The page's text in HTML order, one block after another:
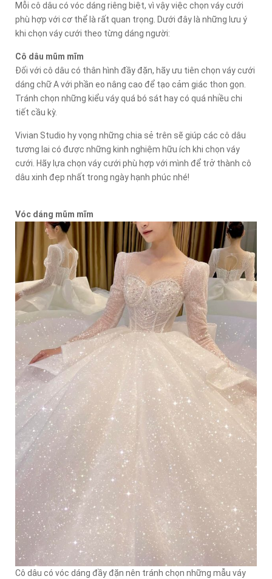
Mỗi cô dâu có vóc dáng riêng biệt, vì vậy việc chọn váy cưới
phù hợp với cơ thể là rất quan trọng. Dưới đây là những lưu ý
khi chọn váy cưới theo từng dáng người:
Cô dâu mũm mĩm
Đối với cô dâu có thân hình đầy đặn, hãy ưu tiên chọn váy cưới
dáng chữ A với phần eo nâng cao để tạo cảm giác thon gọn.
Tránh chọn những kiểu váy quá bó sát hay có quá nhiều chi
tiết cầu kỳ.
Vivian Studio hy vọng những chia sẻ trên sẽ giúp các cô dâu
tương lai có được những kinh nghiệm hữu ích khi chọn váy
cưới. Hãy lựa chọn váy cưới phù hợp với mình để trở thành cô
dâu xinh đẹp nhất trong ngày hạnh phúc nhé!
Vóc dáng mũm mĩm
Cô dâu có vóc dáng đầy đặn nên tránh chọn những mẫu váy